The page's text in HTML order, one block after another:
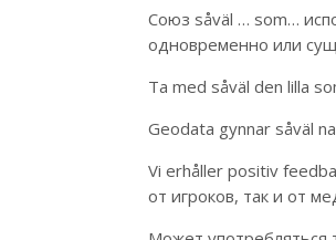
Союз såväl … som…
одновременно или
Ta med såväl den lilla
Geodata gynnar såväl
Vi erhåller positiv
от игроков, так и от